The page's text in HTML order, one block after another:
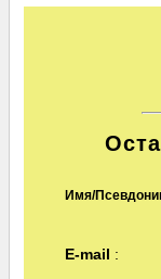
Имя/
E-mail :